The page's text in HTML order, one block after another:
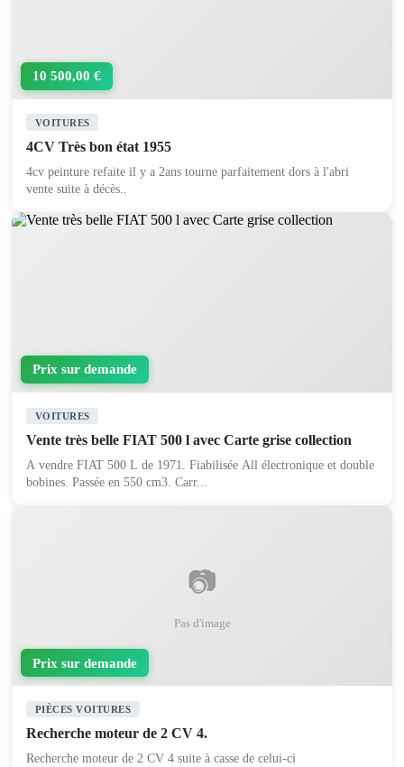
10 500,00 €
VOITURES
4CV Très bon état 1955
4cv peinture refaite il y a 2ans tourne parfaitement dors à l'abri
vente suite à décès..
Prix sur demande
VOITURES
Vente très belle FIAT 500 l avec Carte grise collection
A vendre FIAT 500 L de 1971. Fiabilisée All électronique et double
bobines. Passée en 550 cm3. Carr...
📷
Pas d'image
Prix sur demande
PIÈCES VOITURES
Recherche moteur de 2 CV 4.
Recherche moteur de 2 CV 4 suite à casse de celui-ci